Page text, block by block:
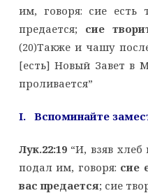
им, говоря: сие есть
предается; сие
(20)Также и чашу
[есть] Новый Завет в
проливается”
I. Вспоминайте
Лук.22:19“И, взяв хлеб
подал им, говоря: сие
вас предается; сие